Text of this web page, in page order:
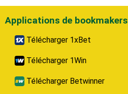
Applications de bookmakers
Télécharger 1xBet
Télécharger 1Win
Télécharger Betwinner